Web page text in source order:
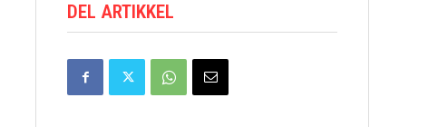
DEL ARTIKKEL